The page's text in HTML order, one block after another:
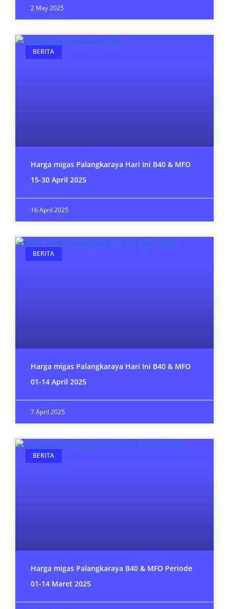
2 May 2025
BERITA
Harga migas Palangkaraya Hari Ini B40 & MFO
15-30 April 2025
16 April 2025
BERITA
Harga migas Palangkaraya Hari Ini B40 & MFO
01-14 April 2025
7 April 2025
BERITA
Harga migas Palangkaraya B40 & MFO Periode
01-14 Maret 2025